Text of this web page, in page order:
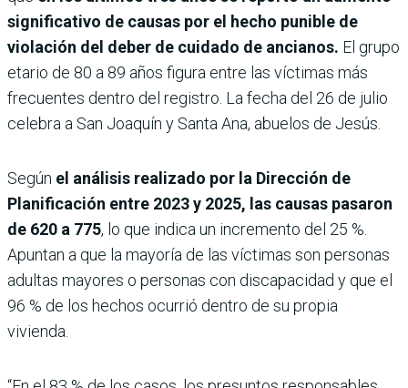
significativo de causas por el hecho punible de
violación del deber de cuidado de ancianos. El grupo
etario de 80 a 89 años figura entre las víctimas más
frecuentes dentro del registro. La fecha del 26 de julio
celebra a San Joaquín y Santa Ana, abuelos de Jesús.
Según el análisis realizado por la Dirección de
Planificación entre 2023 y 2025, las causas pasaron
de 620 a 775, lo que indica un incremento del 25 %.
Apuntan a que la mayoría de las víctimas son personas
adultas mayores o personas con discapacidad y que el
96 % de los hechos ocurrió dentro de su propia
vivienda.